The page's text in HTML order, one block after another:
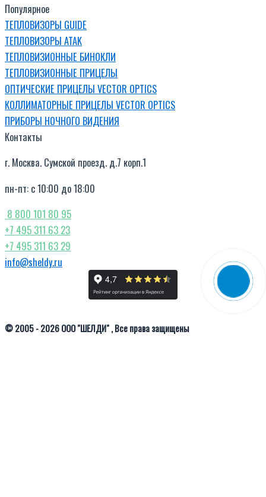
Популярное
ТЕПЛОВИЗОРЫ GUIDE
ТЕПЛОВИЗОРЫ ATAK
ТЕПЛОВИЗИОННЫЕ БИНОКЛИ
ТЕПЛОВИЗИОННЫЕ ПРИЦЕЛЫ
ОПТИЧЕСКИЕ ПРИЦЕЛЫ VECTOR OPTICS
КОЛЛИМАТОРНЫЕ ПРИЦЕЛЫ VECTOR OPTICS
ПРИБОРЫ НОЧНОГО ВИДЕНИЯ
Контакты
г. Москва. Сумской проезд. д.7 корп.1
пн-пт: с 10:00 до 18:00
8 800 101 80 95
+7 495 311 63 23
+7 495 311 63 29
info@sheldy.ru
© 2005 - 2026 ООО "ШЕЛДИ" , Все права защищены